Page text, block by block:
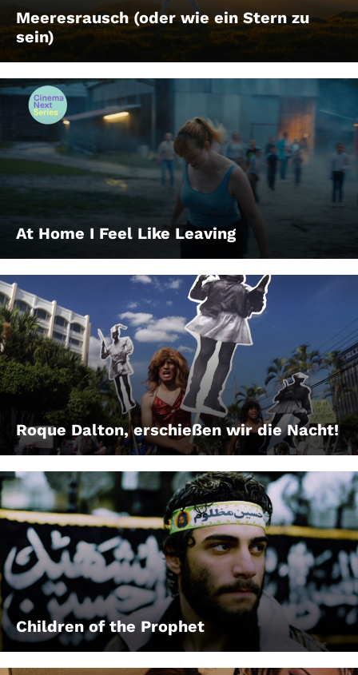
Meeresrausch (oder wie ein Stern zu
sein)
At Home I Feel Like Leaving
Roque Dalton, erschießen wir die Nacht!
Children of the Prophet